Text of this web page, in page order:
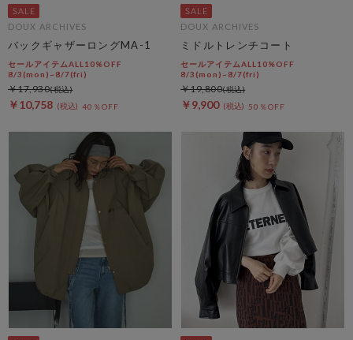
DOUX ARCHIVES
バックギャザーロングMA-1
セールアイテムALL10%OFF
8/3(mon)~8/7(fri)
￥10,758 40％OFF
￥17,930
DOUX ARCHIVES
ミドルトレンチコート
セールアイテムALL10%OFF
8/3(mon)~8/7(fri)
￥9,900 50％OFF
￥19,800